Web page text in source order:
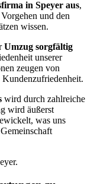
in Speyer aus,
und den
wissen.
Umzug sorgfältig
unserer
zeugen von
Kundenzufriedenheit.
wird durch zahlreiche
wird äußerst
was uns